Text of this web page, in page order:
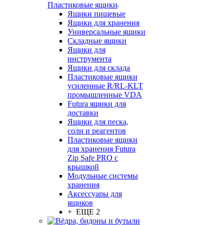
Пластиковые ящики
Ящики пищевые
Ящики для хранения
Универсальные ящики
Складные ящики
Ящики для
инструмента
Ящики для склада
Пластиковые ящики
усиленные R/RL-KLT
промышленные VDA
Futura ящики для
доставки
Ящики для песка,
соли и реагентов
Пластиковые ящики
для хранения Futura
Zip Safe PRO с
крышкой
Модульные системы
хранения
Аксессуары для
ящиков
+ ЕЩЕ 2